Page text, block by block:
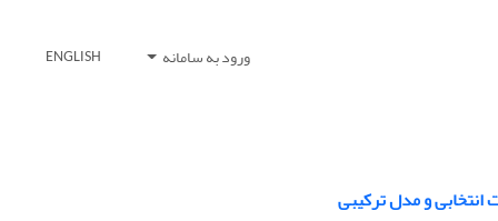
ورود به سامانه ENGLISH
و مدل ترکیبی